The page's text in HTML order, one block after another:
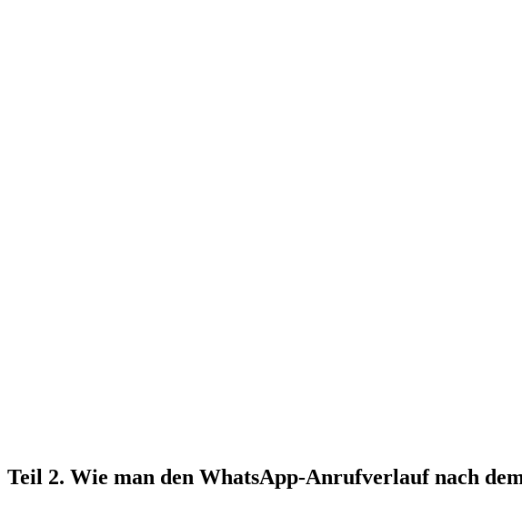
Teil 2. Wie man den WhatsApp-Anrufverlauf nach